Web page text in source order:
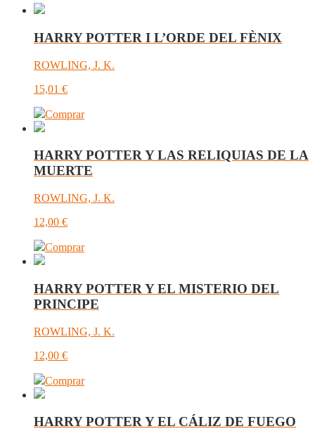
HARRY POTTER I L’ORDE DEL FÈNIX
ROWLING, J. K.
15,01 €
Comprar
HARRY POTTER Y LAS RELIQUIAS DE LA
MUERTE
ROWLING, J. K.
12,00 €
Comprar
HARRY POTTER Y EL MISTERIO DEL
PRINCIPE
ROWLING, J. K.
12,00 €
Comprar
HARRY POTTER Y EL CÁLIZ DE FUEGO